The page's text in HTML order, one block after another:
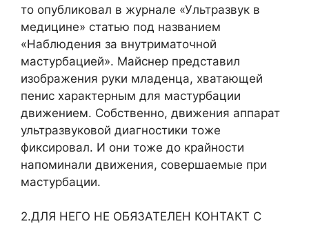
то опубликовал в журнале «Ультразвук в
медицине» статью под названием
«Наблюдения за внутриматочной
мастурбацией». Майснер представил
изображения руки младенца, хватающей
пенис характерным для мастурбации
движением. Собственно, движения аппарат
ультразвуковой диагностики тоже
фиксировал. И они тоже до крайности
напоминали движения, совершаемые при
мастурбации.
2.ДЛЯ НЕГО НЕ ОБЯЗАТЕЛЕН КОНТАКТ С